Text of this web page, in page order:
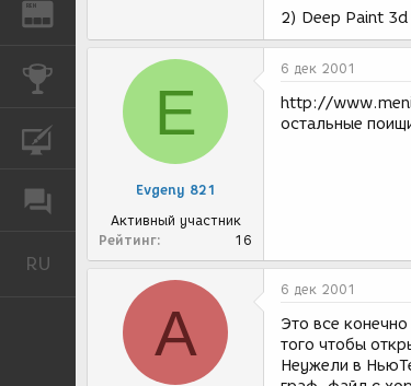
REN
КОНКУРСЫ
КУРСЫ
RU Русский
2) Deep Paint
E
Evgeny 821
Активный участник
Рейтинг
16
6 дек 2001
http://
остальные
A
6 дек 2001
Это все
того чтобы
Неужели в